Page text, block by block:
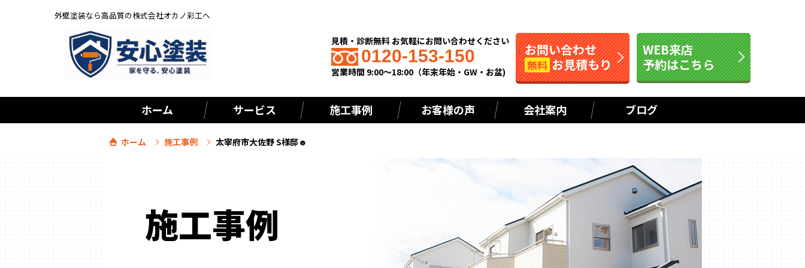
外壁塗装なら高品質の株式会社オカノ彩工へ
見積・診断無料 お気軽にお問い合わせください
0120-153-150
営業時間 9:00～18:00（年末年始・GW・お盆)
お問い合わせ
無料 お見積もり
WEB来店
予約はこちら
ホーム サービス 施工事例 お客様の声 会社案内 ブログ
ホーム 施工事例 太宰府市大佐野 S様邸☻
施工事例